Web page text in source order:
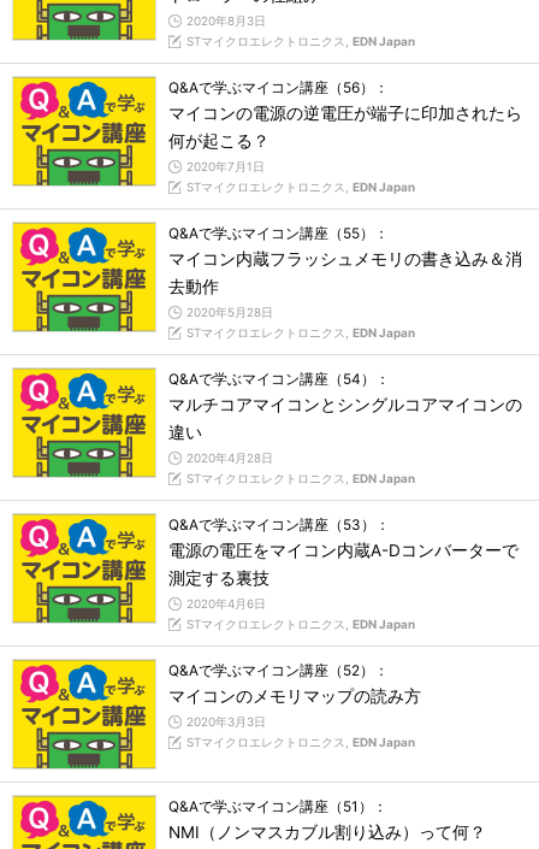
2020年8月3日
STマイクロエレクトロニクス, EDN Japan
Q&Aで学ぶマイコン講座（56）：
マイコンの電源の逆電圧が端子に印加されたら
何が起こる？
2020年7月1日
STマイクロエレクトロニクス, EDN Japan
Q&Aで学ぶマイコン講座（55）：
マイコン内蔵フラッシュメモリの書き込み＆消
去動作
2020年5月28日
STマイクロエレクトロニクス, EDN Japan
Q&Aで学ぶマイコン講座（54）：
マルチコアマイコンとシングルコアマイコンの
違い
2020年4月28日
STマイクロエレクトロニクス, EDN Japan
Q&Aで学ぶマイコン講座（53）：
電源の電圧をマイコン内蔵A-Dコンバーターで
測定する裏技
2020年4月6日
STマイクロエレクトロニクス, EDN Japan
Q&Aで学ぶマイコン講座（52）：
マイコンのメモリマップの読み方
2020年3月3日
STマイクロエレクトロニクス, EDN Japan
Q&Aで学ぶマイコン講座（51）：
NMI（ノンマスカブル割り込み）って何？